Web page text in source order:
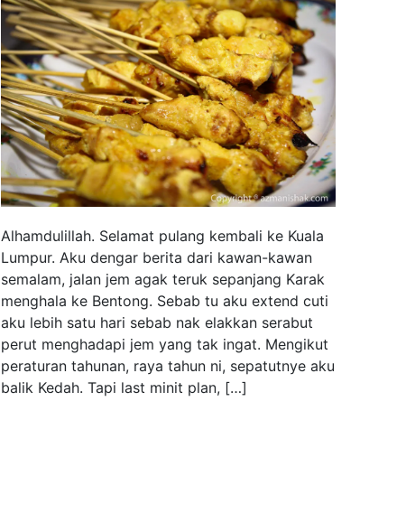
Alhamdulillah. Selamat pulang kembali ke Kuala
Lumpur. Aku dengar berita dari kawan-kawan
semalam, jalan jem agak teruk sepanjang Karak
menghala ke Bentong. Sebab tu aku extend cuti
aku lebih satu hari sebab nak elakkan serabut
perut menghadapi jem yang tak ingat. Mengikut
peraturan tahunan, raya tahun ni, sepatutnye aku
balik Kedah. Tapi last minit plan, […]